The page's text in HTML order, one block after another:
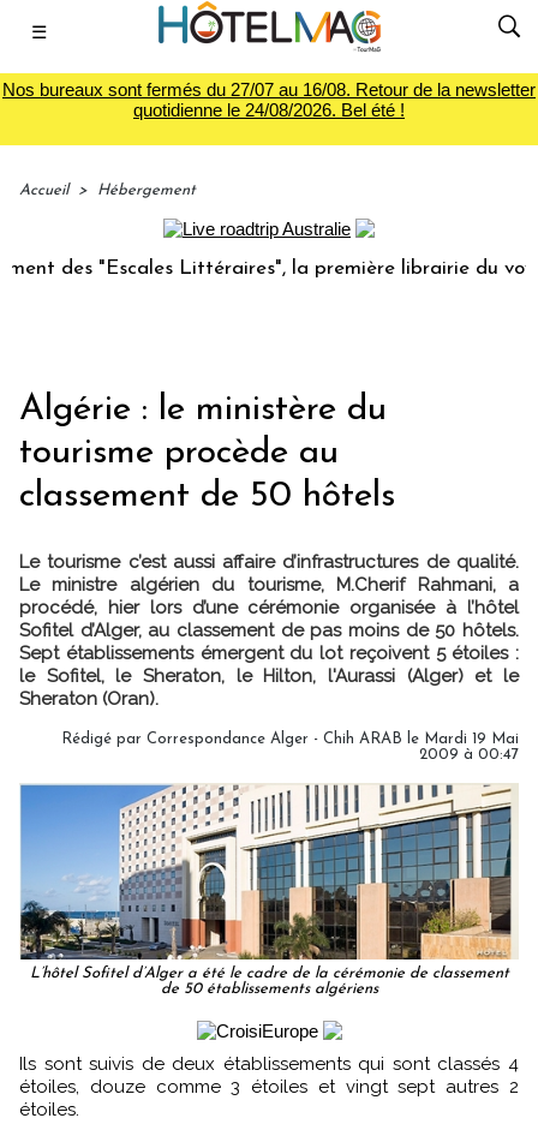
☰
Nos bureaux sont fermés du 27/07 au 16/08. Retour de la newsletter
quotidienne le 24/08/2026. Bel été !
Accueil > Hébergement
"Escales Littéraires", la première librairie du voyage
Algérie : le ministère du
tourisme procède au
classement de 50 hôtels
Le tourisme c’est aussi affaire d’infrastructures de qualité.
Le ministre algérien du tourisme, M.Cherif Rahmani, a
procédé, hier lors d’une cérémonie organisée à l’hôtel
Sofitel d’Alger, au classement de pas moins de 50 hôtels.
Sept établissements émergent du lot reçoivent 5 étoiles :
le Sofitel, le Sheraton, le Hilton, l'Aurassi (Alger) et le
Sheraton (Oran).
Rédigé par Correspondance Alger - Chih ARAB le Mardi 19 Mai
2009 à 00:47
L’hôtel Sofitel d’Alger a été le cadre de la cérémonie de classement
de 50 établissements algériens
Ils sont suivis de deux établissements qui sont classés 4
étoiles, douze comme 3 étoiles et vingt sept autres 2
étoiles.